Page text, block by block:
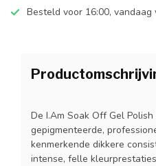
Besteld voor 16:00, vandaag
De I.Am Soak Off Gel
gepigmenteerde,
kenmerkende dikkere
intense, felle